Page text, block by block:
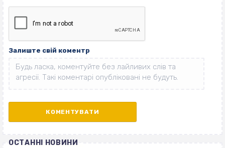
Залиште свій коментр
ОСТАННІ НОВИНИ